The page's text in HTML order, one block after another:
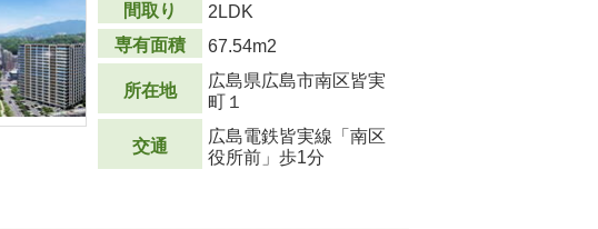
間取り
2LDK
専有面積
67.54m2
所在地
広島県広島市南区皆実
町１
交通
広島電鉄皆実線「南区
役所前」歩1分